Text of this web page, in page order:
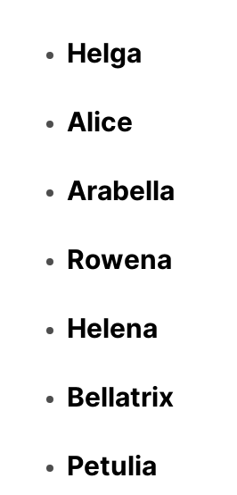
Helga
Alice
Arabella
Rowena
Helena
Bellatrix
Petulia